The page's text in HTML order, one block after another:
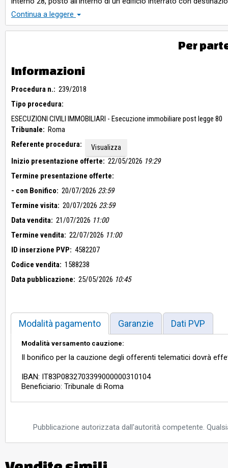
2,45 m., confinante con spazio di manovra sub 3, box auto
del comune di Roma al foglio 608, particella 1285, subalterno
15 mq., rendita euro 107,68 (bene n. 28 dell’elaborato peritale).
Essendo stato l’edificio interrato nel quale ricade realizzato ai
essere destinata a pertinenza di altra unità immobiliare a uso
quella oggetto di eventuale aggiudicazione, redatta secondo il
L’unità immobiliare è nella disponibilità della parte esecutata e
Il tutto come meglio descritto nell’elaborato peritale in atti.
Continua a leggere
Per
Informazioni
Procedura n.: 239/2018
Tipo procedura:
ESECUZIONI CIVILI IMMOBILIARI - Esecuzione immobiliare post legge 80
Tribunale: Roma
Referente procedura:
Visualizza
Inizio presentazione offerte: 22/05/2026 19:29
Termine presentazione offerte:
- con Bonifico: 20/07/2026 23:59
Termine visita: 20/07/2026 23:59
Data vendita: 21/07/2026 11:00
Termine vendita: 22/07/2026 11:00
ID inserzione PVP: 4582207
Codice vendita: 1588238
Data pubblicazione: 25/05/2026 10:45
Modalità pagamento Garanzie Dati PVP
Modalità versamento cauzione:
Il bonifico per la cauzione degli offerenti telematici dovrà
IBAN: IT83P0832703399000000310104
Beneficiario: Tribunale di Roma
Pubblicazione autorizzata dall'autorità competente.